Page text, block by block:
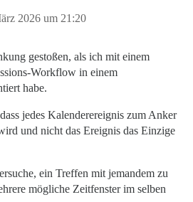
2026 um 21:20
gestoßen, als ich mit einem
Workflow in einem
habe.
jedes Kalenderereignis zum Anker
und nicht das Ereignis das Einzige
ein Treffen mit jemandem zu
mögliche Zeitfenster im selben